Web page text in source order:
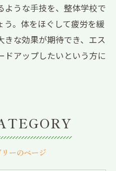
ような手技を、整体学校で
。体をほぐして疲労を緩
な効果が期待でき、エス
ドアップしたいという方に
ーのページ